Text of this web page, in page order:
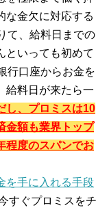
な金欠に対応する
て、給料日までの
といっても初めて
行口座からお金を
給料日が来たら一
し、プロミスは10
金額も業界トップ
程度のスパンでお
を手に入れる手段
すぐプロミスをチ